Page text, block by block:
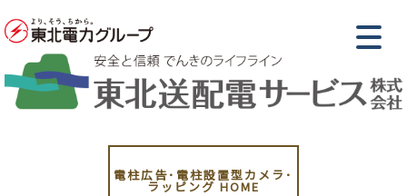
電柱広告･電柱設置型カメラ･
ラッピングHOME